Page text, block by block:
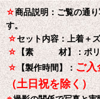
☆商品説明：ご覧の通
す。
☆セット内容：上着＋
☆【素 材】：ポリ
☆【製作時間】：ご
（土日祝を除く）